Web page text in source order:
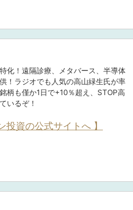
化！遠隔診療、メタバース、半導体
！ラジオでも人気の高山緑生氏が率
柄も僅か1日で+10％超え、STOP高
いるぞ！
投資の公式サイトへ 】